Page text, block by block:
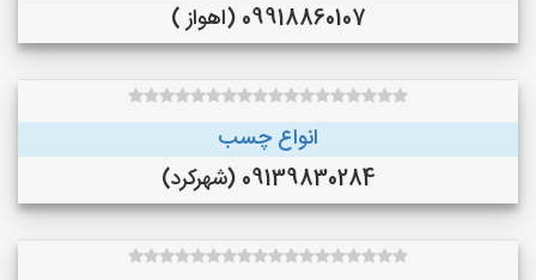
09918860107 (اهواز )
انواع چسب
09139830284 (شهرکرد)